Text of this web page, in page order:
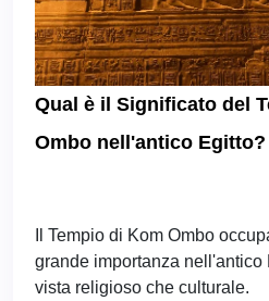
Qual è il Significato del
Ombo nell'antico Egitto?
Il Tempio di Kom Ombo
grande importanza nell'antico
vista religioso che culturale.